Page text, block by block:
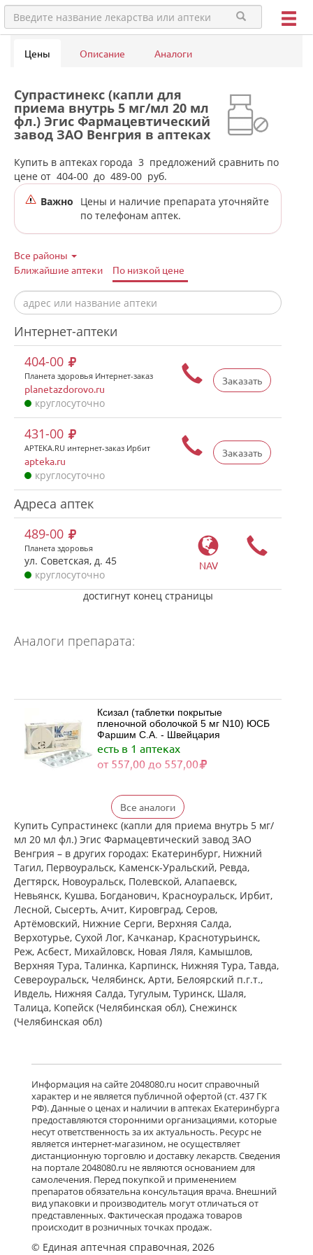
Цены Описание Аналоги
Супрастинекс (капли для
приема внутрь 5 мг/мл 20 мл
фл.) Эгис Фармацевтический
завод ЗАО Венгрия в аптеках
Купить в аптеках города 3 предложений сравнить по
цене от 404-00 до 489-00 руб.
Важно
Цены и наличие препарата уточняйте
по телефонам аптек.
Все районы
Ближайшие аптеки
По низкой цене
Интернет-аптеки
Заказать
404-00
Планета здоровья Интернет-заказ
planetazdorovo.ru
круглосуточно
Заказать
431-00
APTEKA.RU интернет-заказ Ирбит
apteka.ru
круглосуточно
Адреса аптек
NAV
489-00
Планета здоровья
ул. Советская, д. 45
круглосуточно
достигнут конец страницы
Аналоги препарата:
Ксизал (таблетки покрытые
пленочной оболочкой 5 мг N10) ЮСБ
Фаршим С.А. - Швейцария
есть в 1 аптеках
от 557,00 до 557,00
Ксизал (таблетки покрытые
пленочной оболочкой 5 мг N14) ЮСБ
Фаршим С.А. - Швейцария
есть в 1 аптеках
от 727,00 до 727,00
Ксизал (таблетки покрытые
пленочной оболочкой 5 мг N7) ЮСБ
Фаршим С.А. - Швейцария
есть в 1 аптеках
от 442,00 до 442,00
Ксизал (капли для приема внутрь 5
мг/мл 10 мл, флакон-капельница)
ЮСБ Фаршим С.А., Эйсика
Фармасьютикалз С.р.Л. - Италия
есть в 1 аптеках
Гленцет (таблетки покрытые
пленочной оболочкой 5 мг N10)
Гленмарк Дженерикс Лимитед -
Индия
Нет в аптеках города
Гленцет (таблетки покрытые
пленочной оболочкой 5 мг N14)
Гленмарк Дженерикс Лимитед -
Индия
Нет в аптеках города
Гленцет (таблетки покрытые
Все аналоги
Купить Супрастинекс (капли для приема внутрь 5 мг/
мл 20 мл фл.) Эгис Фармацевтический завод ЗАО
Венгрия – в других городах: Екатеринбург, Нижний
Тагил, Первоуральск, Каменск-Уральский, Ревда,
Дегтярск, Новоуральск, Полевской, Алапаевск,
Невьянск, Кушва, Богданович, Красноуральск, Ирбит,
Лесной, Сысерть, Ачит, Кировград, Серов,
Артёмовский, Нижние Cерги, Верхняя Салда,
Верхотурье, Сухой Лог, Качканар, Краснотурьинск,
Реж, Асбест, Михайловск, Новая Ляля, Камышлов,
Верхняя Тура, Талинка, Карпинск, Нижняя Тура, Тавда,
Североуральск, Челябинск, Арти, Белоярский п.г.т.,
Ивдель, Нижняя Салда, Тугулым, Туринск, Шаля,
Талица, Копейск (Челябинская обл), Снежинск
(Челябинская обл)
Информация на сайте 2048080.ru носит справочный
характер и не является публичной офертой (ст. 437 ГК
РФ). Данные о ценах и наличии в аптеках Екатеринбурга
предоставляются сторонними организациями, которые
несут ответственность за их актуальность. Ресурс не
является интернет-магазином, не осуществляет
дистанционную торговлю и доставку лекарств. Сведения
на портале 2048080.ru не являются основанием для
самолечения. Перед покупкой и применением
препаратов обязательна консультация врача. Внешний
вид упаковки и производитель могут отличаться от
представленных. Фактическая продажа товаров
происходит в розничных точках продаж.
© Единая аптечная справочная, 2026